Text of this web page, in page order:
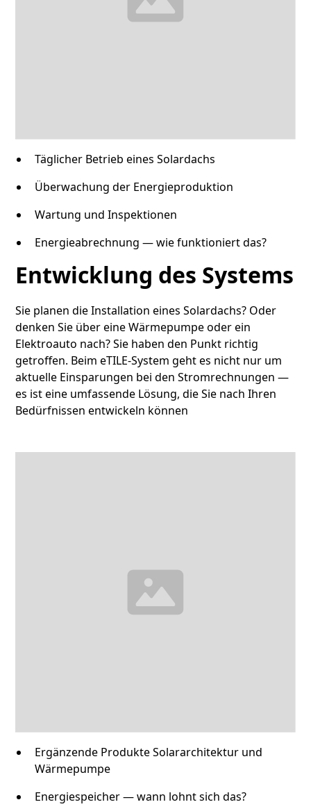
Täglicher Betrieb eines Solardachs
Überwachung der Energieproduktion
Wartung und Inspektionen
Energieabrechnung — wie funktioniert das?
Entwicklung des Systems
Sie planen die Installation eines Solardachs? Oder
denken Sie über eine Wärmepumpe oder ein
Elektroauto nach? Sie haben den Punkt richtig
getroffen. Beim eTILE-System geht es nicht nur um
aktuelle Einsparungen bei den Stromrechnungen —
es ist eine umfassende Lösung, die Sie nach Ihren
Bedürfnissen entwickeln können
Ergänzende Produkte Solararchitektur und
Wärmepumpe
Energiespeicher — wann lohnt sich das?